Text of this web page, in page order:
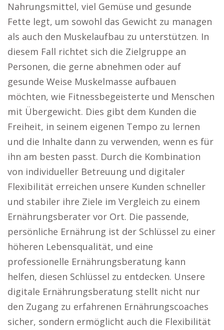
Nahrungsmittel, viel Gemüse und gesunde
Fette legt, um sowohl das Gewicht zu managen
als auch den Muskelaufbau zu unterstützen. In
diesem Fall richtet sich die Zielgruppe an
Personen, die gerne abnehmen oder auf
gesunde Weise Muskelmasse aufbauen
möchten, wie Fitnessbegeisterte und Menschen
mit Übergewicht. Dies gibt dem Kunden die
Freiheit, in seinem eigenen Tempo zu lernen
und die Inhalte dann zu verwenden, wenn es für
ihn am besten passt. Durch die Kombination
von individueller Betreuung und digitaler
Flexibilität erreichen unsere Kunden schneller
und stabiler ihre Ziele im Vergleich zu einem
Ernährungsberater vor Ort. Die passende,
persönliche Ernährung ist der Schlüssel zu einer
höheren Lebensqualität, und eine
professionelle Ernährungsberatung kann
helfen, diesen Schlüssel zu entdecken. Unsere
digitale Ernährungsberatung stellt nicht nur
den Zugang zu erfahrenen Ernährungscoaches
sicher, sondern ermöglicht auch die Flexibilität